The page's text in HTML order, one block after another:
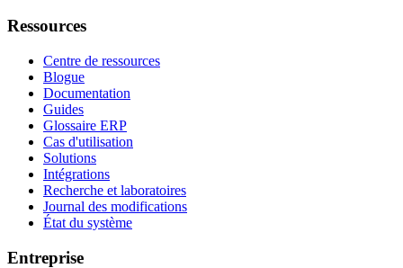
Ressources
Centre de ressources
Blogue
Documentation
Guides
Glossaire ERP
Cas d'utilisation
Solutions
Intégrations
Recherche et laboratoires
Journal des modifications
État du système
Entreprise